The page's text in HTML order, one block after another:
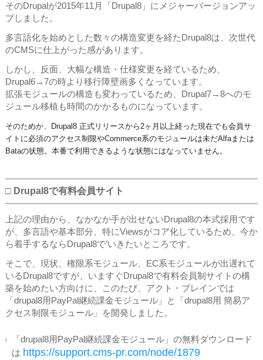
そのDrupalが2015年11月「Drupal8」にメジャーバージョンアッ
プしました。
多言語化を始めとした数々の構造変更を経たDrupal8は、次世代
のCMSに仕上がった感があります。
しかし、反面、大幅な構造・仕様変更を経ているため、
Drupal6→7の時より移行障壁画多くなっています。
拡張モジュールの構造も変わっているため、Drupal7→8へのモ
ジュール移植も時間のかかるものになっています。
そのためか、Drupal8 正式リリースから2ヶ月以上経った現在でも会員サ
イトに必須のアクセス制限やCommerce系のモジュールは未だAlfaまたは
Bataの状態。本番で利用できるような状態にはなっていません。
□ Drupal8で有料会員サイト
上記の理由から、なかなか手が出せないDrupal8の本式採用です
が、多言語や基本部分、特にViewsがコア化しているため、今か
ら着手するならDrupal8で’いきたいところです。
そこで、現状、権限系モジュール、EC系モジュールが出遅れて
いるDrupal8ですが、いますぐDrupal8で有料会員制サイトの構
築を始めたい方向けに、このたび、アクト・ブレインでは
「drupal8用PayPal継続課金モジュール」と「drupal8用 簡易ア
クセス制限モジュール」を開発しました。
「drupal8用PayPal継続課金モジュール」の無料ダウンロード
は https://support.cms-pr.com/node/1879